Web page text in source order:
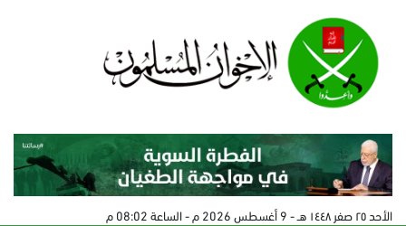
الأحد ٢٥ صفر ١٤٤٨ هـ - 9 أغسطس 2026 م - الساعة 08:02 م